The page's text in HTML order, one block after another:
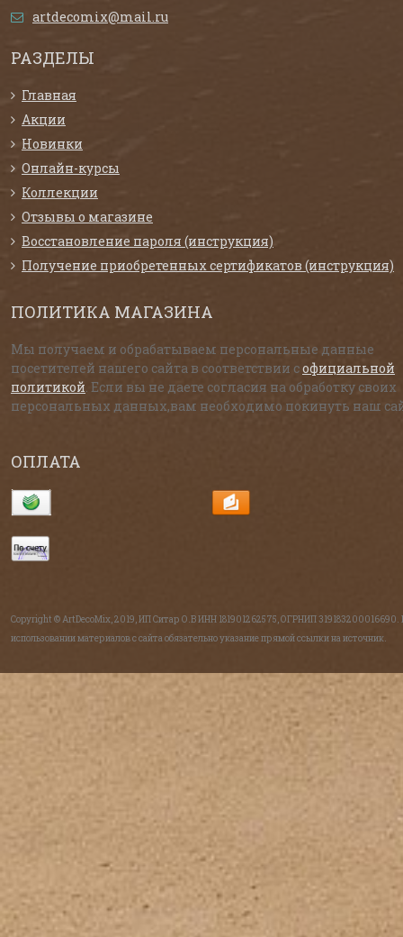
artdecomix@mail.ru
РАЗДЕЛЫ
Главная
Акции
Новинки
Онлайн-курсы
Коллекции
Отзывы о магазине
Восстановление пароля (инструкция)
Получение приобретенных сертификатов (инструкция)
ПОЛИТИКА МАГАЗИНА
Мы получаем и обрабатываем персональные данные
посетителей нашего сайта в соответствии софициальной
политикой . Если вы не даете согласия на обработку своих
персональных данных,вам необходимо покинуть наш
ОПЛАТА
Copyright © ArtDecoMix, 2019, ИП Ситар О.В ИНН 181901262575, ОГРНИП 319183200016690.
использовании материалов с сайта обязательно указание прямой ссылки на источник.